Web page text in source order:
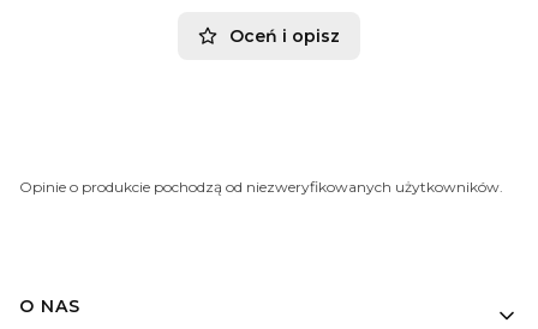
Oceń i opisz
Opinie o produkcie pochodzą od niezweryfikowanych użytkowników.
O NAS